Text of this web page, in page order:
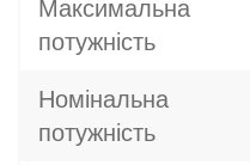
Максимальна
потужність
Номінальна
потужність